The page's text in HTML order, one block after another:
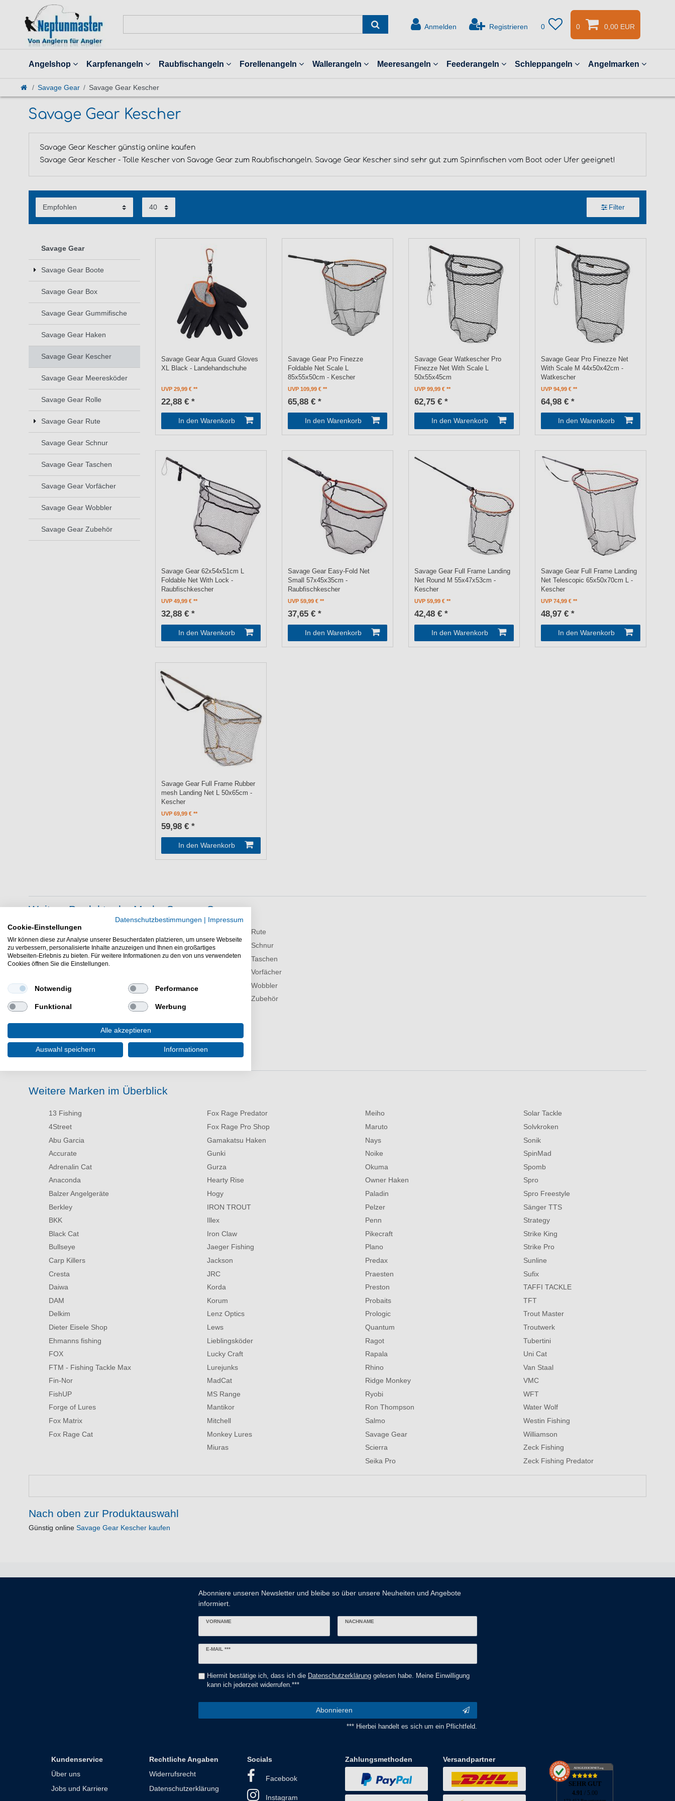
Anmelden Registrieren 0 0 0,00 EUR
Angelshop Karpfenangeln Raubfischangeln Forellenangeln Wallerangeln Meeresangeln Feederangeln Schleppangeln Angelmarken
Savage Gear Savage Gear Kescher
Savage Gear Kescher
Savage Gear Kescher günstig online kaufen
Savage Gear Kescher - Tolle Kescher von Savage Gear zum Raubfischangeln. Savage Gear Kescher sind sehr gut zum Spinnfischen vom Boot oder Ufer geeignet!
Filter
Savage Gear
Savage Gear Boote
Savage Gear Box
Savage Gear Gummifische
Savage Gear Haken
Savage Gear Kescher
Savage Gear Meeresköder
Savage Gear Rolle
Savage Gear Rute
Savage Gear Schnur
Savage Gear Taschen
Savage Gear Vorfächer
Savage Gear Wobbler
Savage Gear Zubehör
Savage Gear Aqua Guard Gloves
XL Black - Landehandschuhe
UVP 29,99 €
22,88 € *
In den Warenkorb
Savage Gear Pro Finezze
Foldable Net Scale L
85x55x50cm - Kescher
UVP 109,99 €
65,88 € *
In den Warenkorb
Savage Gear Watkescher Pro
Finezze Net With Scale L
50x55x45cm
UVP 99,99 €
62,75 € *
In den Warenkorb
Savage Gear Pro Finezze Net
With Scale M 44x50x42cm -
Watkescher
UVP 94,99 €
64,98 € *
In den Warenkorb
Savage Gear 62x54x51cm L
Foldable Net With Lock -
Raubfischkescher
UVP 49,99 €
32,88 € *
In den Warenkorb
Savage Gear Easy-Fold Net
Small 57x45x35cm -
Raubfischkescher
UVP 59,99 €
37,65 € *
In den Warenkorb
Savage Gear Full Frame Landing
Net Round M 55x47x53cm -
Kescher
UVP 59,99 €
42,48 € *
In den Warenkorb
Savage Gear Full Frame Landing
Net Telescopic 65x50x70cm L -
Kescher
UVP 74,99 €
48,97 € *
In den Warenkorb
Savage Gear Full Frame Rubber
mesh Landing Net L 50x65cm -
Kescher
UVP 69,99 €
59,98 € *
In den Warenkorb
Weitere Produkte der Marke Savage Gear
Savage Gear Belly Boat
Savage Gear Boote
Savage Gear Box
Savage Gear Haken
Savage Gear Kescher
Savage Gear Meeresköder
Savage Gear Meerforellenrute
Savage Gear Rolle
Savage Gear Rute
Savage Gear Schnur
Savage Gear Taschen
Savage Gear Vorfächer
Savage Gear Wobbler
Savage Gear Zubehör
Weitere Marken im Überblick
13 Fishing
4Street
Abu Garcia
Accurate
Adrenalin Cat
Anaconda
Balzer Angelgeräte
Berkley
BKK
Black Cat
Bullseye
Carp Killers
Cresta
Daiwa
DAM
Delkim
Dieter Eisele Shop
Ehmanns fishing
FOX
FTM - Fishing Tackle Max
Fin-Nor
FishUP
Forge of Lures
Fox Matrix
Fox Rage Cat
Fox Rage Predator
Fox Rage Pro Shop
Gamakatsu Haken
Gunki
Gurza
Hearty Rise
Hogy
IRON TROUT
Illex
Iron Claw
Jaeger Fishing
Jackson
JRC
Korda
Korum
Lenz Optics
Lews
Lieblingsköder
Lucky Craft
Lurejunks
MadCat
MS Range
Mantikor
Mitchell
Monkey Lures
Miuras
Meiho
Maruto
Nays
Noike
Okuma
Owner Haken
Paladin
Pelzer
Penn
Pikecraft
Plano
Predax
Praesten
Preston
Probaits
Prologic
Quantum
Ragot
Rapala
Rhino
Ridge Monkey
Ryobi
Ron Thompson
Salmo
Savage Gear
Scierra
Seika Pro
Solar Tackle
Solvkroken
Sonik
SpinMad
Spomb
Spro
Spro Freestyle
Sänger TTS
Strategy
Strike King
Strike Pro
Sunline
Sufix
TAFFI TACKLE
TFT
Trout Master
Troutwerk
Tubertini
Uni Cat
Van Staal
VMC
WFT
Water Wolf
Westin Fishing
Williamson
Zeck Fishing
Zeck Fishing Predator
Nach oben zur Produktauswahl
Günstig online Savage Gear Kescher kaufen
Abonniere unseren Newsletter und bleibe so über unsere Neuheiten und Angebote
informiert.
VORNAME NACHNAME
E-MAIL ***
Newsletter
Hiermit bestätige ich, dass ich die Daten­schutz­erklärung gelesen habe. Meine Einwilligung
kann ich jederzeit widerrufen.***
Abonnieren
*** Hierbei handelt es sich um ein Pflichtfeld.
Kundenservice
Über uns
Jobs und Karriere
Rechtliche Angaben
Widerrufsrecht
Datenschutzerklärung
Socials
Facebook
Instagram
Zahlungsmethoden Versandpartner
AUSGEZEICHNET.org
SEHR GUT
4.91/ 5.00
Datenschutzbestimmungen
Impressum
Cookie-Einstellungen
Wir können diese zur Analyse unserer Besucherdaten platzieren, um unsere Webseite
zu verbessern, personalisierte Inhalte anzuzeigen und Ihnen ein großartiges
Webseiten-Erlebnis zu bieten. Für weitere Informationen zu den von uns verwendeten
Cookies öffnen Sie die Einstellungen.
Notwendig Performance
Funktional Werbung
Alle akzeptieren
Auswahl speichern Informationen